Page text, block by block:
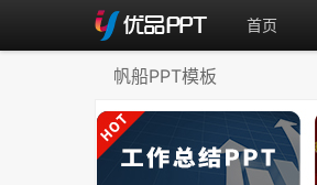
首页
帆船PPT模板